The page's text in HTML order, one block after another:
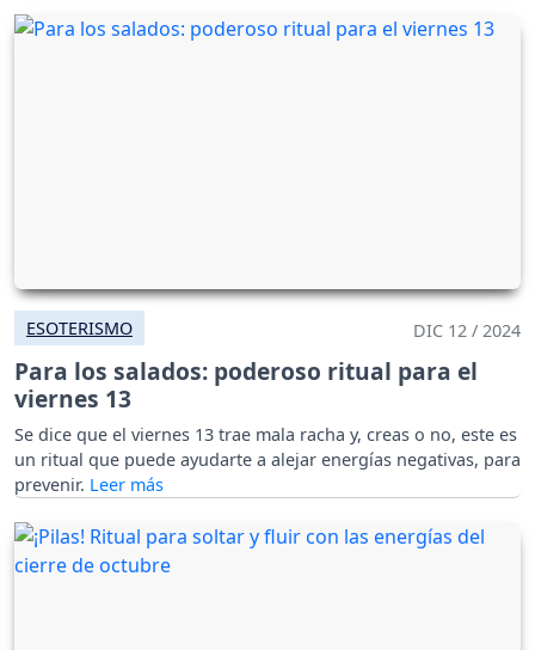
ESOTERISMO DIC 12 / 2024
Para los salados: poderoso ritual para el
viernes 13
Se dice que el viernes 13 trae mala racha y, creas o no, este es
un ritual que puede ayudarte a alejar energías negativas, para
prevenir.